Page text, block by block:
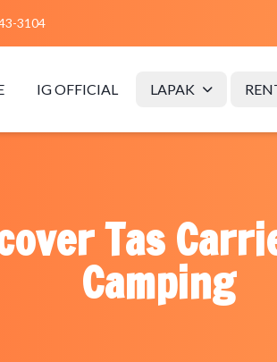
3104
IG OFFICIAL LAPAK
Tas
Camping